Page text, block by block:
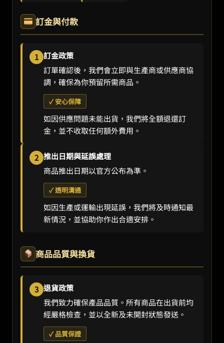
訂金與付款
1 訂金政策
訂單確認後，我們會立即與生產商或供應商協
調，確保為你預留所需商品。
✓ 安心保障
如因供應問題未能出貨，我們將全額退還訂
金，並不收取任何額外費用。
2 推出日期與延誤處理
商品推出日期以官方公布為準。
✓ 透明溝通
如因生產或運輸出現延誤，我們將及時通知最
新情況，並協助你作出合適安排。
商品品質與換貨
3 退貨政策
我們致力確保產品品質。所有商品在出貨前均
經嚴格檢查，並以全新及未開封狀態發送。
✓ 品質保證